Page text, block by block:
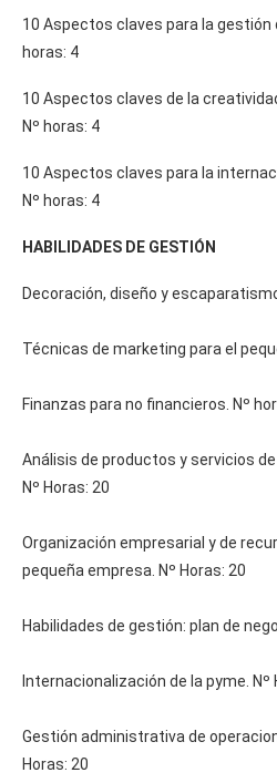
10 Aspectos claves para la gestión
horas: 4
10 Aspectos claves de la
Nº horas: 4
10 Aspectos claves para la
Nº horas: 4
HABILIDADES DE GESTIÓN
Decoración, diseño y
Técnicas de marketing para el
Finanzas para no financieros. Nº
Análisis de productos y servicios
Nº Horas: 20
Organización empresarial y de
pequeña empresa. Nº Horas: 20
Habilidades de gestión: plan de
Internacionalización de la pyme. Nº
Gestión administrativa de
Horas: 20